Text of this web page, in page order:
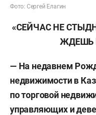
Фото: Сергей Елагин
«СЕЙЧАС НЕ
ЖДЕШЬ
— На недавнем
недвижимости в
по торговой
управляющих и